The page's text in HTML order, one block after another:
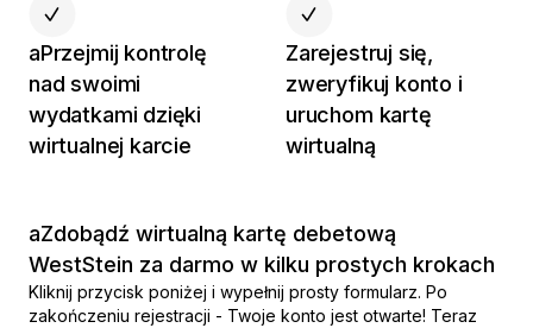
aPrzejmij kontrolę
nad swoimi
wydatkami dzięki
wirtualnej karcie
Zarejestruj się,
zweryfikuj konto i
uruchom kartę
wirtualną
aZdobądź wirtualną kartę debetową
WestStein za darmo w kilku prostych krokach
Kliknij przycisk poniżej i wypełnij prosty formularz. Po
zakończeniu rejestracji - Twoje konto jest otwarte! Teraz